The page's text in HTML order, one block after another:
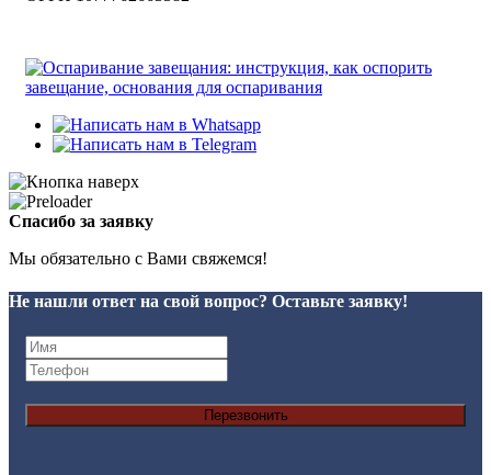
Спасибо за заявку
Мы обязательно с Вами свяжемся!
Не нашли ответ на свой вопрос? Оставьте заявку!
Перезвонить